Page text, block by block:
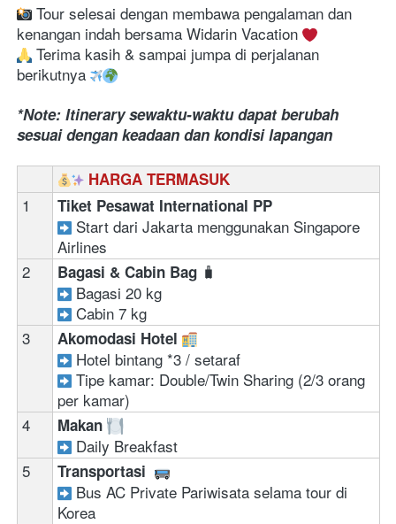
Tour selesai dengan membawa pengalaman dan
kenangan indah bersama Widarin Vacation
Terima kasih & sampai jumpa di perjalanan
berikutnya
*Note: Itinerary sewaktu-waktu dapat berubah
sesuai dengan keadaan dan kondisi lapangan
HARGA TERMASUK
1 Tiket Pesawat International PP
Start dari Jakarta menggunakan Singapore
Airlines
2
Bagasi & Cabin Bag 🧳
Bagasi 20 kg
Cabin 7 kg
3
Akomodasi Hotel
Hotel bintang *3 / setaraf
Tipe kamar: Double/Twin Sharing (2/3 orang
per kamar)
4
Makan
Daily Breakfast
5
Transportasi
Bus AC Private Pariwisata selama tour di
Korea